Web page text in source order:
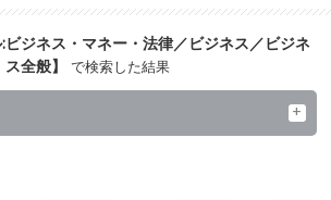
ビジネス・マネー・法律／ビジネス／ビジネ
ス全般】 で検索した結果